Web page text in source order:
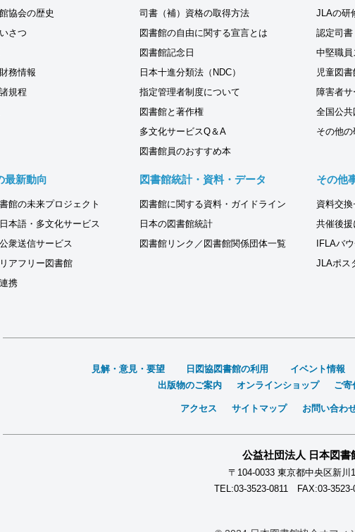
協会の歴史
さつ
務情報
規程
司書（補）資格の取得方法
図書館の自由に関する宣言とは
図書館記念日
日本十進分類法（NDC）
指定管理者制度について
図書館と著作権
多文化サービスQ＆A
図書館員のおすすめ本
JLAの研
認定司書
中堅職
児童図
障害者
全国公
その他
最新動向
館の未来プロジェクト
本語・多文化サービス
衆送信サービス
アフリー図書館
携
図書館統計・資料・データ
図書館に関する資料・ガイドライン
日本の図書館統計
図書館リンク／図書館関係団体一覧
その他
資料交
共催後援
IFLAバ
JLAポス
見解・意見・要望 日図協図書館の利用 イベント情報
出版物のご案内
オンラインショップ ご寄
アクセス サイトマップ お問い合わ
公益社団法人 日本図書
〒104-0033 東京都中央区新川
TEL:03-3523-0811 FAX:03-3523-